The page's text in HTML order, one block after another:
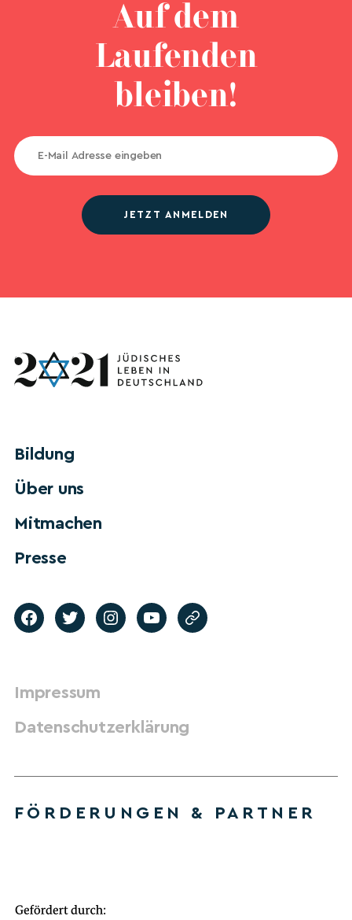
Auf dem
Laufenden
bleiben!
JETZT ANMELDEN
Bildung
Über uns
Mitmachen
Presse
Impressum
Datenschutzerklärung
FÖRDERUNGEN & PARTNER